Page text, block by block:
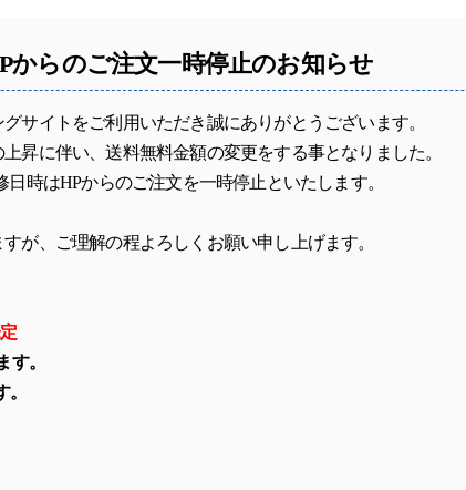
からのご注文一時停止のお知らせ
サイトをご利用いただき誠にありがとうございます。
昇に伴い、送料無料金額の変更をする事となりました。
時はHPからのご注文を一時停止といたします。
が、ご理解の程よろしくお願い申し上げます。
。